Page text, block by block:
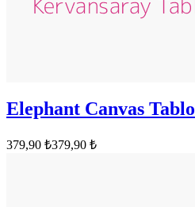
Elephant Canvas Tablo
379,90 ₺379,90 ₺